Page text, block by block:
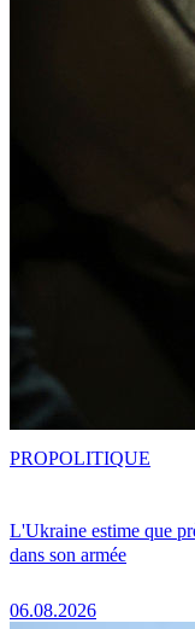
L'Ukraine estime que
dans son armée
06.08.2026
PROPOLITIQUE